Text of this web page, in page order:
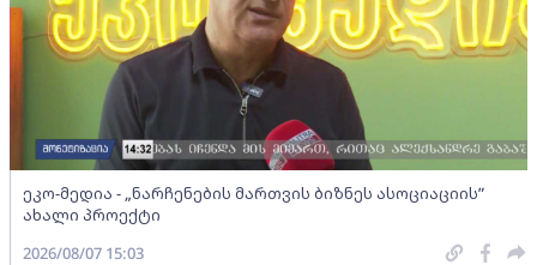
ეკო-მედია - „ნარჩენების მართვის ბიზნეს ასოციაციის”
ახალი პროექტი
2026/08/07 15:03